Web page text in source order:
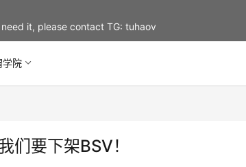
学院
们要下架BSV！
it, please contact TG: tuhaov